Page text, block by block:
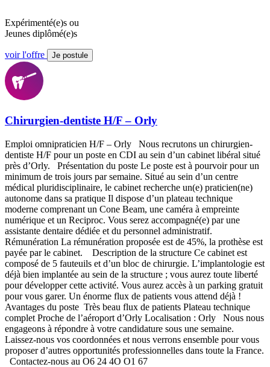
Expérimenté(e)s ou
Jeunes diplômé(e)s
voir l'offre Je postule
Chirurgien-dentiste H/F – Orly
Emploi omnipraticien H/F – Orly Nous recrutons un chirurgien-
dentiste H/F pour un poste en CDI au sein d’un cabinet libéral situé
près d’Orly. Présentation du poste Le poste est à pourvoir pour un
minimum de trois jours par semaine. Situé au sein d’un centre
médical pluridisciplinaire, le cabinet recherche un(e) praticien(ne)
autonome dans sa pratique Il dispose d’un plateau technique
moderne comprenant un Cone Beam, une caméra à empreinte
numérique et un Reciproc. Vous serez accompagné(e) par une
assistante dentaire dédiée et du personnel administratif.
Rémunération La rémunération proposée est de 45%, la prothèse est
payée par le cabinet. Description de la structure Ce cabinet est
composé de 5 fauteuils et d’un bloc de chirurgie. L’implantologie est
déjà bien implantée au sein de la structure ; vous aurez toute liberté
pour développer cette activité. Vous aurez accès à un parking gratuit
pour vous garer. Un énorme flux de patients vous attend déjà !
Avantages du poste Très beau flux de patients Plateau technique
complet Proche de l’aéroport d’Orly Localisation : Orly Nous nous
engageons à répondre à votre candidature sous une semaine.
Laissez-nous vos coordonnées et nous verrons ensemble pour vous
proposer d’autres opportunités professionnelles dans toute la France.
Contactez-nous au O6 24 4O O1 67